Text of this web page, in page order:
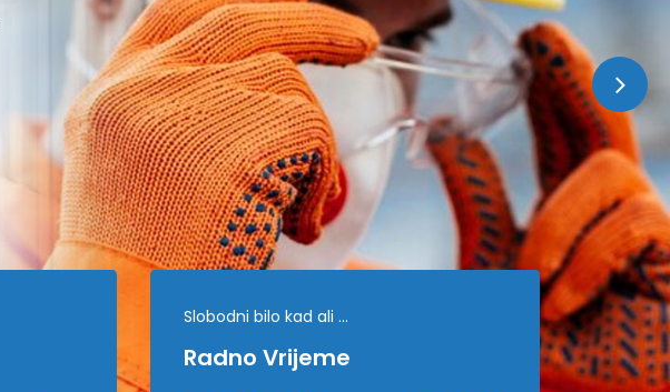
Slobodni bilo kad ali ...
Radno Vrijeme